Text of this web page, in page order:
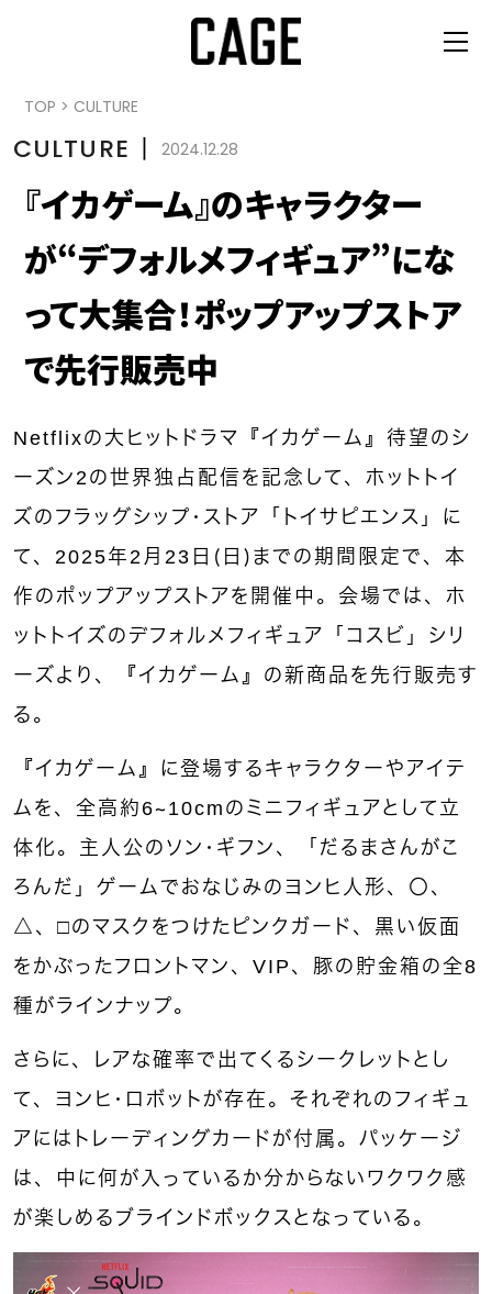
TOP > CULTURE
CULTURE 丨 2024.12.28
『イカゲーム』のキャラクター
が“デフォルメフィギュア”にな
って大集合！ポップアップストア
で先行販売中
Netflixの大ヒットドラマ『イカゲーム』待望のシ
ーズン2の世界独占配信を記念して、ホットトイ
ズのフラッグシップ・ストア「トイサピエンス」に
て、2025年2月23日（日）までの期間限定で、本
作のポップアップストアを開催中。会場では、ホ
ットトイズのデフォルメフィギュア「コスビ」シリ
ーズより、『イカゲーム』の新商品を先行販売す
る。
『イカゲーム』に登場するキャラクターやアイテ
ムを、全高約6～10cmのミニフィギュアとして立
体化。主人公のソン・ギフン、「だるまさんがこ
ろんだ」ゲームでおなじみのヨンヒ人形、〇、
△、□のマスクをつけたピンクガード、黒い仮面
をかぶったフロントマン、VIP、豚の貯金箱の全8
種がラインナップ。
さらに、レアな確率で出てくるシークレットとし
て、ヨンヒ・ロボットが存在。それぞれのフィギュ
アにはトレーディングカードが付属。パッケージ
は、中に何が入っているか分からないワクワク感
が楽しめるブラインドボックスとなっている。